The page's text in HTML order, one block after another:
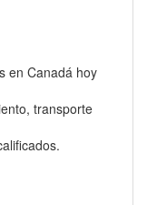
en Canadá hoy
transporte